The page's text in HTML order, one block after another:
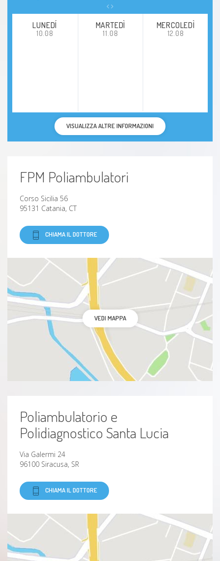
LUNEDÍ
10.08
MARTEDÌ
11.08
MERCOLEDÌ
12.08
VISUALIZZA ALTRE INFORMAZIONI
FPM Poliambulatori
Corso Sicilia 56
95131 Catania, CT
CHIAMA IL DOTTORE
VEDI MAPPA
Poliambulatorio e
Polidiagnostico Santa Lucia
Via Galermi 24
96100 Siracusa, SR
CHIAMA IL DOTTORE